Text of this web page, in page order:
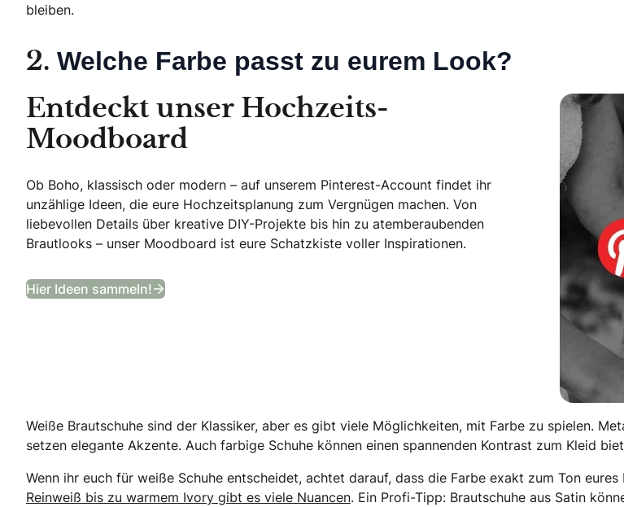
bleiben.
2. Welche Farbe passt zu eurem Look?
Entdeckt unser Hochzeits-
Moodboard
Ob Boho, klassisch oder modern – auf unserem Pinterest-Account findet ihr
unzählige Ideen, die eure Hochzeitsplanung zum Vergnügen machen. Von
liebevollen Details über kreative DIY-Projekte bis hin zu atemberaubenden
Brautlooks – unser Moodboard ist eure Schatzkiste voller Inspirationen.
Hier Ideen sammeln!
Weiße Brautschuhe sind der Klassiker, aber es gibt viele Möglichkeiten, mit Farbe zu spielen.
setzen elegante Akzente. Auch farbige Schuhe können einen spannenden Kontrast zum Kleid
Wenn ihr euch für weiße Schuhe entscheidet, achtet darauf, dass die Farbe exakt zum Ton eures
Reinweiß bis zu warmem Ivory gibt es viele Nuancen. Ein Profi-Tipp: Brautschuhe aus Satin